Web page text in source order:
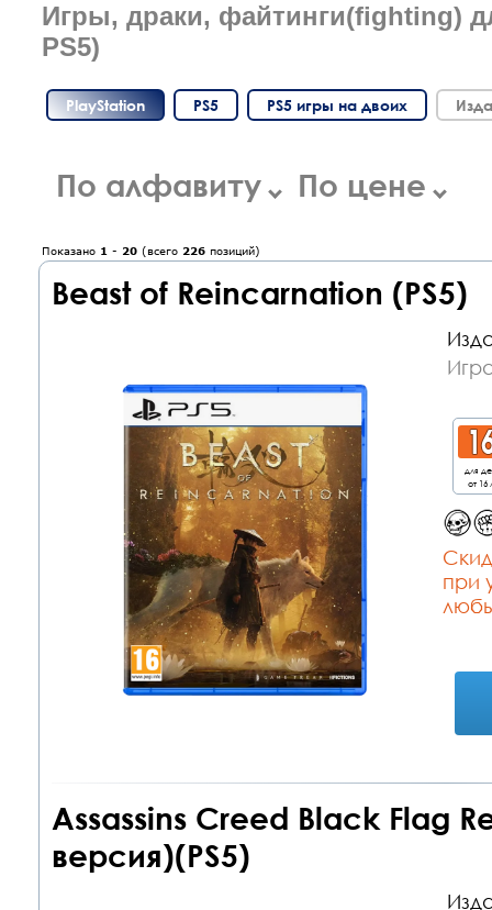
Игры, драки, файтинги(fighting)
PS5)
PlayStation PS5 PS5 игры на двоих
По алфавиту По цене
Показано 1 - 20 (всего 226 позиций)
Beast of Reincarnation (PS5)
для
от 16
при
Assassins Creed Black Flag
версия)(PS5)